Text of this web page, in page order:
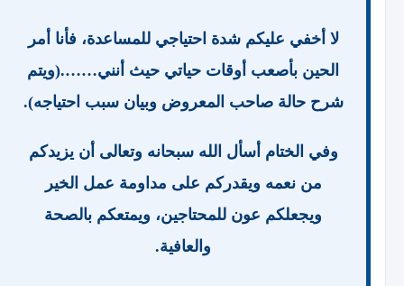
لا أخفي عليكم شدة احتياجي للمساعدة، فأنا أمر
الحين بأصعب أوقات حياتي حيث أنني…….(ويتم
شرح حالة صاحب المعروض وبيان سبب احتياجه).
وفي الختام أسأل الله سبحانه وتعالى أن يزيدكم
من نعمه ويقدركم على مداومة عمل الخير
ويجعلكم عون للمحتاجين، ويمتعكم بالصحة
والعافية.